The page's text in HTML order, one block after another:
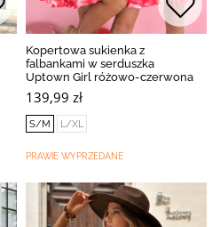
Kopertowa sukienka z
falbankami w serduszka
Uptown Girl różowo-czerwona
139,99 zł
S/M L/XL
PRAWIE WYPRZEDANE